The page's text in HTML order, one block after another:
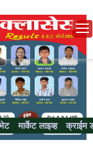
मार्केट लाइव्ह क्राईम